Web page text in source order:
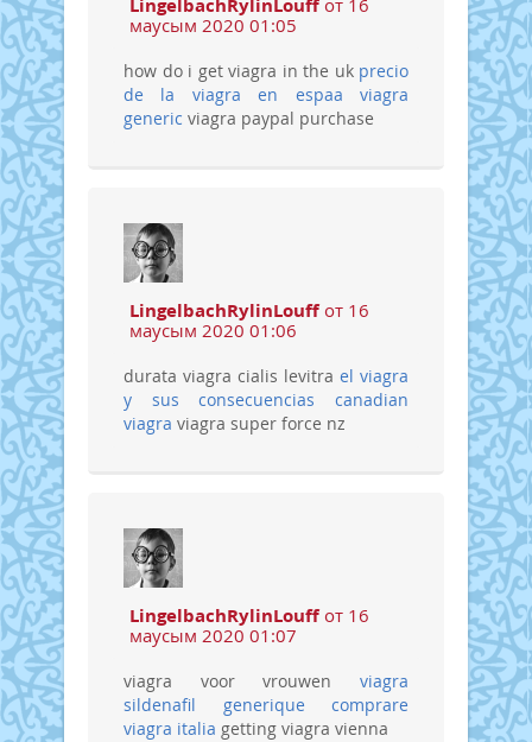
LingelbachRylinLouff от 16
маусым 2020 01:05
how do i get viagra in the uk precio
de la viagra en espaa
viagra
generic viagra paypal purchase
LingelbachRylinLouffот 16
маусым 2020 01:06
durata viagra cialis levitra el viagra
y sus consecuencias
canadian
viagra viagra super force nz
LingelbachRylinLouffот 16
маусым 2020 01:07
viagra voor vrouwen viagra
sildenafil generique
comprare
viagra italia getting viagra vienna